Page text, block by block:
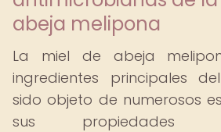
abeja melipona
La miel de abeja
ingredientes principales
sido objeto de numerosos
sus propiedades